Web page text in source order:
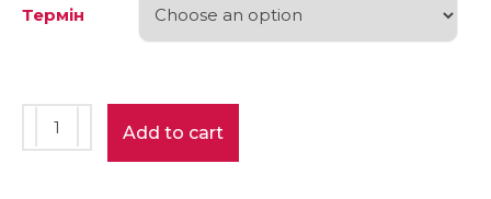
Термін
Add to cart